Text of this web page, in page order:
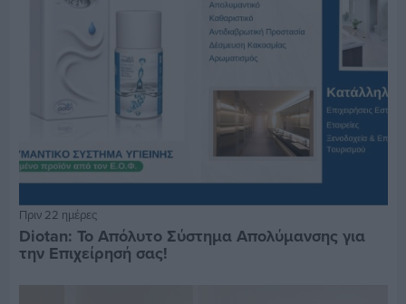
Πριν 22 ημέρες
Diotan: Το Απόλυτο Σύστημα Απολύμανσης για
την Επιχείρησή σας!